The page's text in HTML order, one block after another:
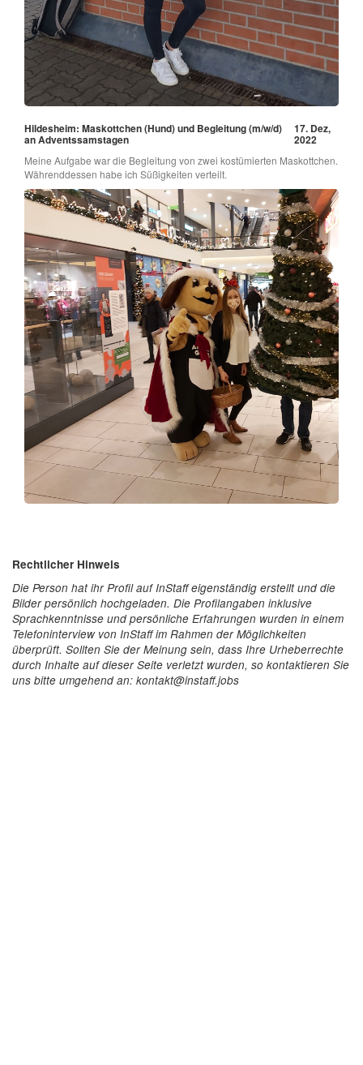
Hildesheim: Maskottchen (Hund) und Begleitung (m/w/d)
an Adventssamstagen
17. Dez,
2022
Meine Aufgabe war die Begleitung von zwei kostümierten Maskottchen.
Währenddessen habe ich Süßigkeiten verteilt.
Rechtlicher Hinweis
Die Person hat ihr Profil auf InStaff eigenständig erstellt und die
Bilder persönlich hochgeladen. Die Profilangaben inklusive
Sprachkenntnisse und persönliche Erfahrungen wurden in einem
Telefoninterview von InStaff im Rahmen der Möglichkeiten
überprüft. Sollten Sie der Meinung sein, dass Ihre Urheberrechte
durch Inhalte auf dieser Seite verletzt wurden, so kontaktieren Sie
uns bitte umgehend an: kontakt@instaff.jobs